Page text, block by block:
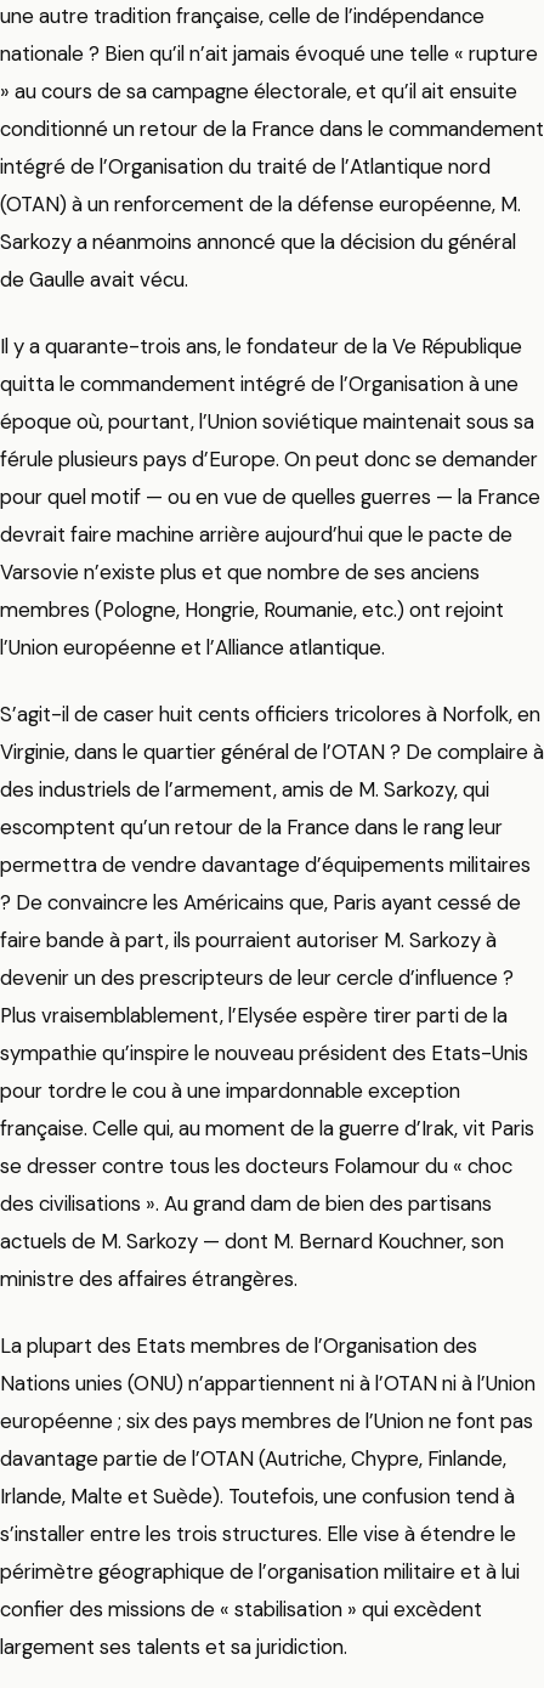
une autre tradition française, celle de l’indépendance
nationale ? Bien qu’il n’ait jamais évoqué une telle « rupture
» au cours de sa campagne électorale, et qu’il ait ensuite
conditionné un retour de la France dans le commandement
intégré de l’Organisation du traité de l’Atlantique nord
(OTAN) à un renforcement de la défense européenne, M.
Sarkozy a néanmoins annoncé que la décision du général
de Gaulle avait vécu.
Il y a quarante-trois ans, le fondateur de la Ve République
quitta le commandement intégré de l’Organisation à une
époque où, pourtant, l’Union soviétique maintenait sous sa
férule plusieurs pays d’Europe. On peut donc se demander
pour quel motif — ou en vue de quelles guerres — la France
devrait faire machine arrière aujourd’hui que le pacte de
Varsovie n’existe plus et que nombre de ses anciens
membres (Pologne, Hongrie, Roumanie, etc.) ont rejoint
l’Union européenne et l’Alliance atlantique.
S’agit-il de caser huit cents officiers tricolores à Norfolk, en
Virginie, dans le quartier général de l’OTAN ? De complaire à
des industriels de l’armement, amis de M. Sarkozy, qui
escomptent qu’un retour de la France dans le rang leur
permettra de vendre davantage d’équipements militaires
? De convaincre les Américains que, Paris ayant cessé de
faire bande à part, ils pourraient autoriser M. Sarkozy à
devenir un des prescripteurs de leur cercle d’influence ?
Plus vraisemblablement, l’Elysée espère tirer parti de la
sympathie qu’inspire le nouveau président des Etats-Unis
pour tordre le cou à une impardonnable exception
française. Celle qui, au moment de la guerre d’Irak, vit Paris
se dresser contre tous les docteurs Folamour du « choc
des civilisations ». Au grand dam de bien des partisans
actuels de M. Sarkozy — dont M. Bernard Kouchner, son
ministre des affaires étrangères.
La plupart des Etats membres de l’Organisation des
Nations unies (ONU) n’appartiennent ni à l’OTAN ni à l’Union
européenne ; six des pays membres de l’Union ne font pas
davantage partie de l’OTAN (Autriche, Chypre, Finlande,
Irlande, Malte et Suède). Toutefois, une confusion tend à
s’installer entre les trois structures. Elle vise à étendre le
périmètre géographique de l’organisation militaire et à lui
confier des missions de « stabilisation » qui excèdent
largement ses talents et sa juridiction.